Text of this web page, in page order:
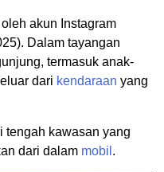
akun Instagram
Dalam tayangan
termasuk anak-
dari kendaraan yang
tengah kawasan yang
dari dalam mobil .